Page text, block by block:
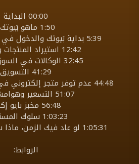
00:00 البداية
1:50 ماهو بَيوتك؟
5:39 بداية بَيوتك والدخول في السوق الصحي
12:42 استيراد المنتجات وتقييمها
32:45 الوكالات في السوق الصحي
41:29 التسويق
44:48 عدم توفر متجر إلكتروني في ظل جائحة كورونا
51:07 التسعير وهوامش الربح
56:48 مخبز بايو إكس
1:03:23 سلوك المستهلك
1:05:31 لو عاد فيك الزمن، ماذا ستغيّر في بَيوتك؟
الروابط: